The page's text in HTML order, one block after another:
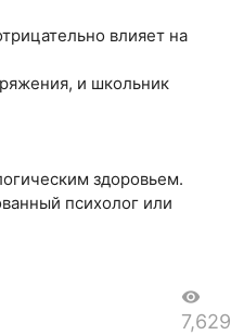
влияет на
и школьник
здоровьем.
психолог или
visibility
7,629